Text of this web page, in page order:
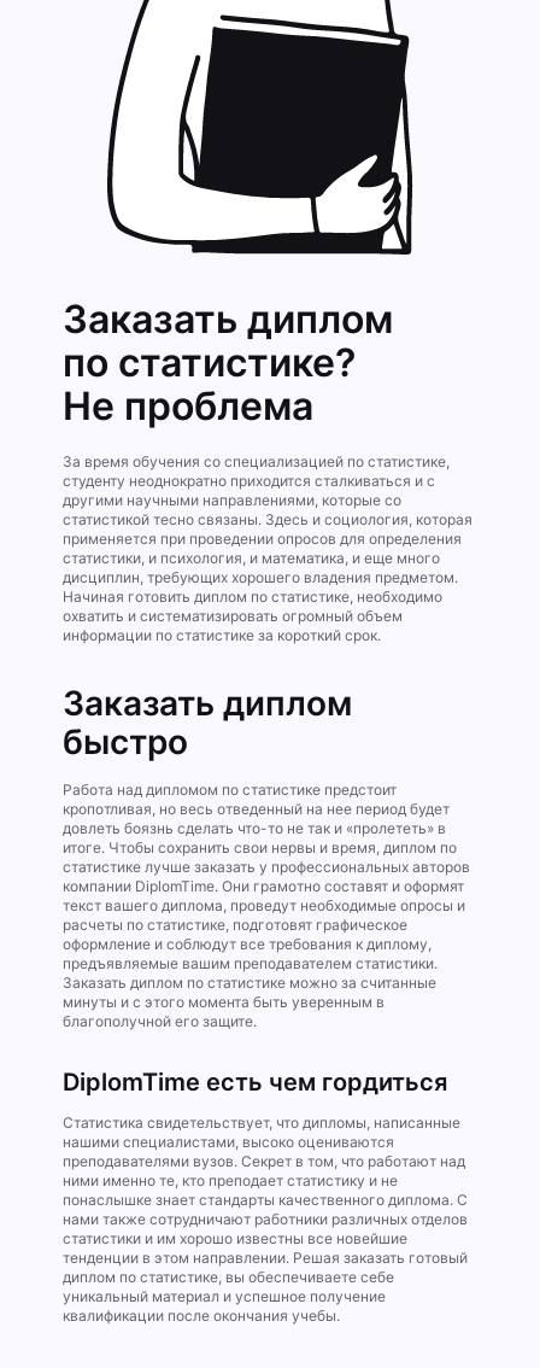
Заказать диплом
по статистике?
Не проблема
За время обучения со специализацией по статистике,
студенту неоднократно приходится сталкиваться и с
другими научными направлениями, которые со
статистикой тесно связаны. Здесь и социология, которая
применяется при проведении опросов для определения
статистики, и психология, и математика, и еще много
дисциплин, требующих хорошего владения предметом.
Начиная готовить диплом по статистике, необходимо
охватить и систематизировать огромный объем
информации по статистике за короткий срок.
Заказать диплом
быстро
Работа над дипломом по статистике предстоит
кропотливая, но весь отведенный на нее период будет
довлеть боязнь сделать что-то не так и «пролететь» в
итоге. Чтобы сохранить свои нервы и время, диплом по
статистике лучше заказать у профессиональных авторов
компании DiplomTime. Они грамотно составят и оформят
текст вашего диплома, проведут необходимые опросы и
расчеты по статистике, подготовят графическое
оформление и соблюдут все требования к диплому,
предъявляемые вашим преподавателем статистики.
Заказать диплом по статистике можно за считанные
минуты и с этого момента быть уверенным в
благополучной его защите.
DiplomTime есть чем гордиться
Статистика свидетельствует, что дипломы, написанные
нашими специалистами, высоко оцениваются
преподавателями вузов. Секрет в том, что работают над
ними именно те, кто преподает статистику и не
понаслышке знает стандарты качественного диплома. С
нами также сотрудничают работники различных отделов
статистики и им хорошо известны все новейшие
тенденции в этом направлении. Решая заказать готовый
диплом по статистике, вы обеспечиваете себе
уникальный материал и успешное получение
квалификации после окончания учебы.